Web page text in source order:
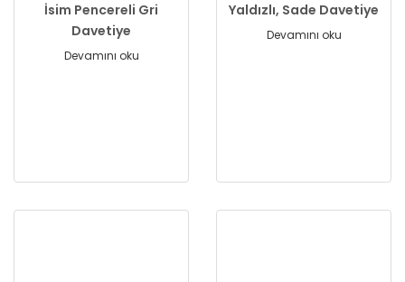
İsim Pencereli Gri
Davetiye
Devamını oku
Yaldızlı, Sade Davetiye
Devamını oku